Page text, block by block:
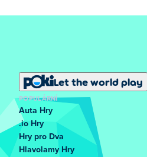
Let the world play
POPULÁRNÍ
Auta Hry
.io Hry
Hry pro Dva
Hlavolamy Hry